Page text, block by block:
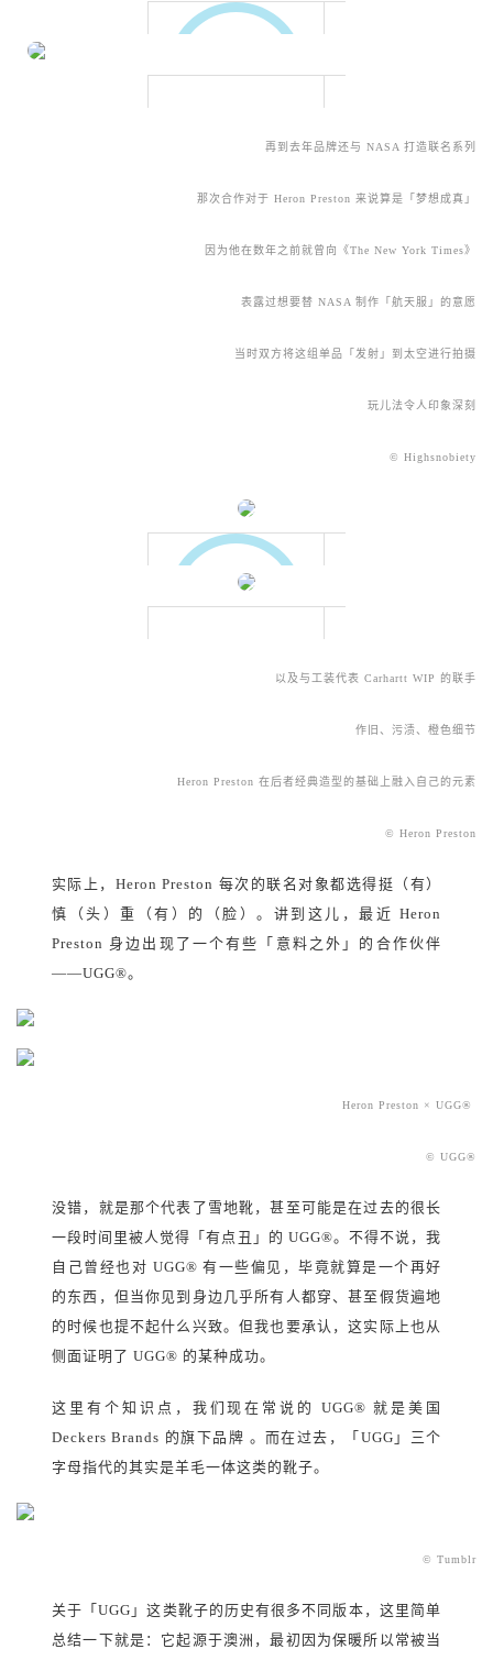
再到去年品牌还与 NASA 打造联名系列
那次合作对于 Heron Preston 来说算是「梦想成真」
因为他在数年之前就曾向《The New York Times》
表露过想要替 NASA 制作「航天服」的意愿
当时双方将这组单品「发射」到太空进行拍摄
玩儿法令人印象深刻
© Highsnobiety
以及与工装代表 Carhartt WIP 的联手
作旧、污渍、橙色细节
Heron Preston 在后者经典造型的基础上融入自己的元素
© Heron Preston
实际上，Heron Preston 每次的联名对象都选得挺（有）
慎（头）重（有）的（脸）。讲到这儿，最近 Heron
Preston 身边出现了一个有些「意料之外」的合作伙伴
——UGG®。
Heron Preston × UGG®
© UGG®
没错，就是那个代表了雪地靴，甚至可能是在过去的很长
一段时间里被人觉得「有点丑」的 UGG®。不得不说，我
自己曾经也对 UGG® 有一些偏见，毕竟就算是一个再好
的东西，但当你见到身边几乎所有人都穿、甚至假货遍地
的时候也提不起什么兴致。但我也要承认，这实际上也从
侧面证明了 UGG® 的某种成功。
这里有个知识点，我们现在常说的 UGG® 就是美国
Deckers Brands 的旗下品牌 。而在过去，「UGG」三个
字母指代的其实是羊毛一体这类的靴子。
© Tumblr
关于「UGG」这类靴子的历史有很多不同版本，这里简单
总结一下就是：它起源于澳洲，最初因为保暖所以常被当